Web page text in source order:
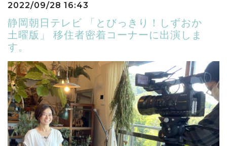
2022/09/28 16:43
静岡朝日テレビ 「とびっきり！しずおか
土曜版」 移住者密着コーナーに出演しま
す。